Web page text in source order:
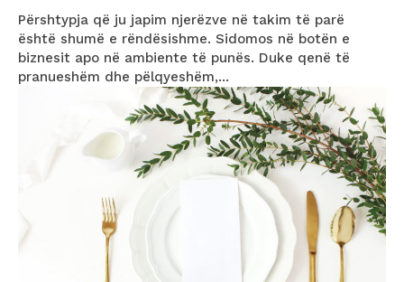
Përshtypja që ju japim njerëzve në takim të parë
është shumë e rëndësishme. Sidomos në botën e
biznesit apo në ambiente të punës. Duke qenë të
pranueshëm dhe pëlqyeshëm,...